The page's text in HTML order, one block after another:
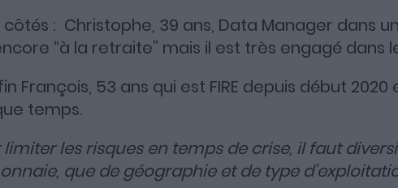
côtés : Christophe, 39 ans, Data Manager dans
“à la retraite” mais il est très engagé dans
François, 53 ans qui est FIRE depuis début
temps.
limiter les risques en temps de crise, il faut
que de géographie et de type
Apple Podcasts Deezer